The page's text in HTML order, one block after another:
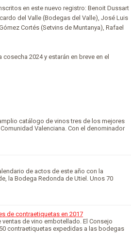
en este nuevo registro: Benoit Dussart
del Valle (Bodegas del Valle), José Luis
Cortés (Setvins de Muntanya), Rafael
2024 y estarán en breve en el
catálogo de vinos tres de los mejores
Valenciana. Con el denominador
de actos de este año con la
la Bodega Redonda de Utiel. Unos 70
de contraetiquetas en 2017
de vino embotellado. El Consejo
contraetiquetas expedidas a las bodegas